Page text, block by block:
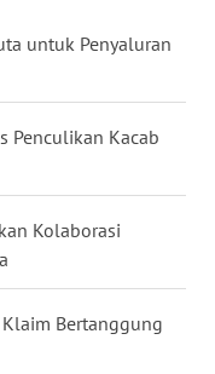
untuk Penyaluran
Penculikan Kacab
Kolaborasi
Klaim Bertanggung